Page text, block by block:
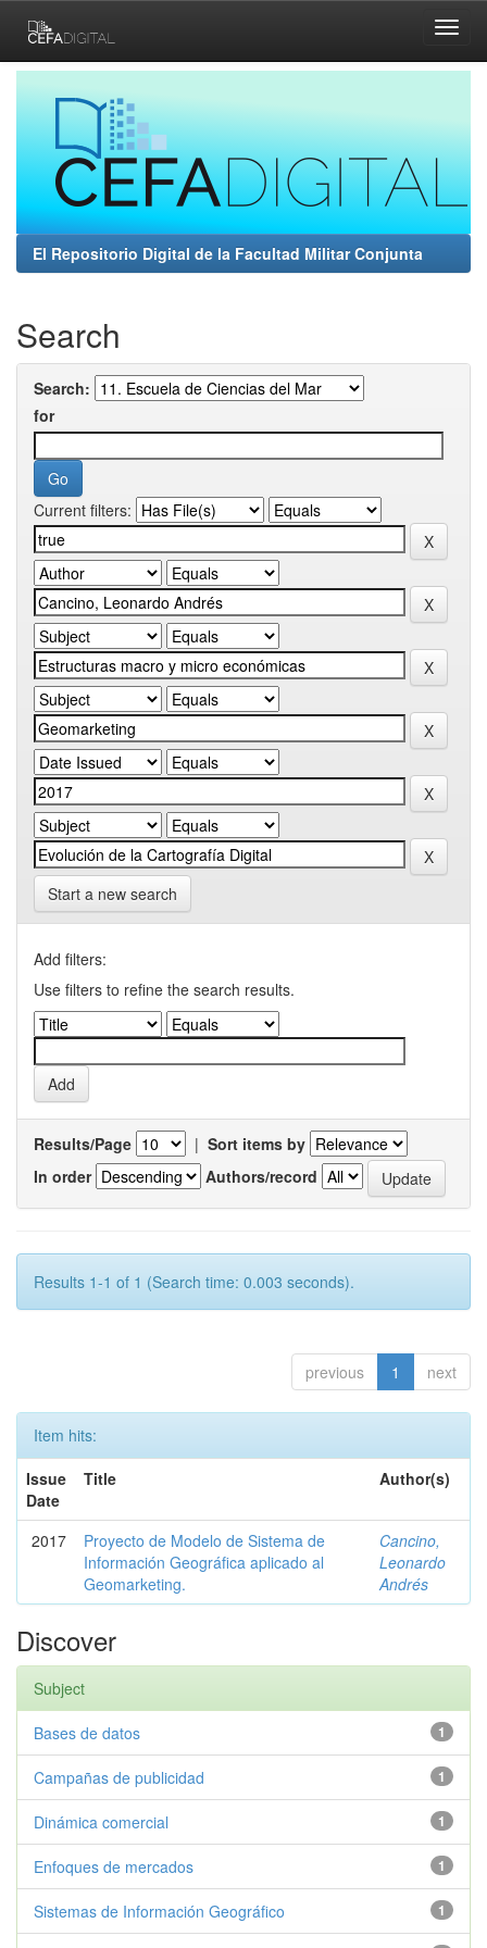
navigation
El Repositorio Digital de la Facultad Militar Conjunta
Search
Search:
for
Current filters:
Start a new search
Add filters:
Use filters to refine the search results.
Results/Page | Sort items by
In order
Authors/record
Results 1-1 of 1 (Search time: 0.003 seconds).
previous 1 next
Item hits:
Issue
Date
Title Author(s)
2017
Proyecto de Modelo de Sistema de
Información Geográfica aplicado al
Geomarketing.
Cancino,
Leonardo
Andrés
Discover
Subject
1
Bases de datos
1
Campañas de publicidad
1
Dinámica comercial
1
Enfoques de mercados
1
Sistemas de Información Geográfico